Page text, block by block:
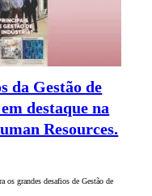
da Gestão de
destaque na
Resources.
os grandes desafios de Gestão de